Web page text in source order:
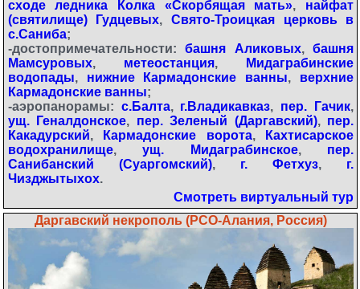
сходе ледника Колка «Скорбящая мать», найфат
(святилище) Гудцевых, Свято-Троицкая церковь в
с.Саниба;
-достопримечательности:башня Аликовых,башня
Мамсуровых, метеостанция,
Мидаграбинские
водопады, нижние Кармадонские ванны, верхние
Кармадонские ванны;
-аэропанорамы: с.Балта, г.Владикавказ, пер. Гачик,
ущ. Геналдонское, пер. Зеленый (Даргавский), пер.
Какадурский, Кармадонские ворота,
Кахтисарское
водохранилище,ущ. Мидаграбинское, пер.
Санибанский (Суаргомский), г. Фетхуз, г.
Чизджытыхох.
Смотреть виртуальный тур
Даргавский некрополь (РСО-Алания, Россия)